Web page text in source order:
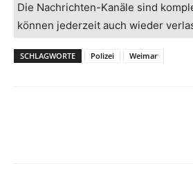
Die Nachrichten-Kanäle sind
können jederzeit auch wieder
SCHLAGWORTE Polizei Weimar